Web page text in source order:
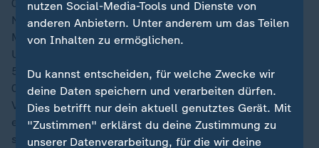
02:49
Nach einem Zweikampf mit Wan-Bissaka muss
Mozgovoy behandelt werden. Der ehemalige Man-
United-Spieler hatte den Usbeken am Fuß getroffen.
53′
02:47
Von links zieht Cipenga in den Strafraum und lässt
einen Gegenspieler mit einem Haken stehen. Hoch
schlenzt er die Kugel über das Tor.
nutzen Social-Media-Tools und Dienste von
anderen Anbietern. Unter anderem um das Teilen
von Inhalten zu ermöglichen.
Du kannst entscheiden, für welche Zwecke wir
deine Daten speichern und verarbeiten dürfen.
Dies betrifft nur dein aktuell genutztes Gerät. Mit
"Zustimmen" erklärst du deine Zustimmung zu
unserer Datenverarbeitung, für die wir deine